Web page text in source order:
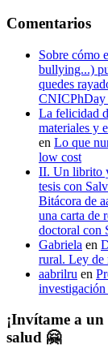
Comentarios
Sobre cómo
bullying...)
quedes
CNICPhDay
La felicidad
materiales y
en Lo que
low cost
II. Un librito
tesis con
Bitácora de
una carta de
doctoral con
Gabriela en
rural. Ley de
aabrilru en
¡Invítame a
salud 🤗